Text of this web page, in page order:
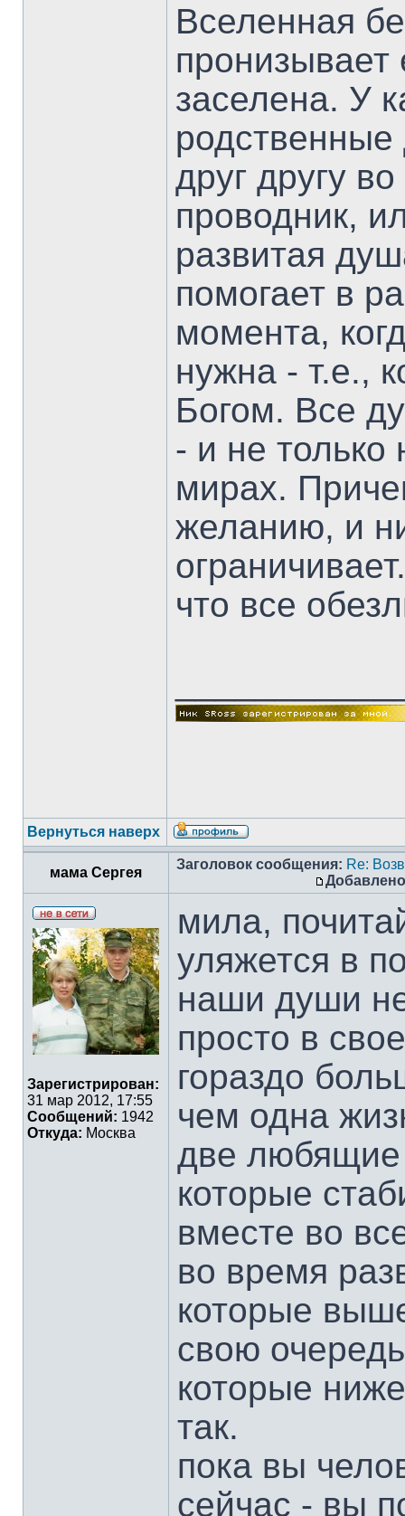
Вселенная
заселена. У
друг другу
проводник,
развитая
помогает в
момента,
нужна - т.е.,
Богом. Все
- и не только
мирах.
желанию, и
что все
Вернуться наверх
мама Сергея
Заголовок сообщения: Re:
Зарегистрирован:
31 мар 2012, 17:55
Сообщений: 1942
Откуда: Москва
мила,
уляжется в
наши души
просто в
гораздо
чем одна
две любящие
которые
вместе во
во время
которые
свою
которые
так.
пока вы
сейчас - вы